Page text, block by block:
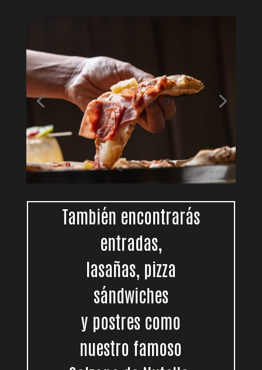
También encontrarás
entradas,
lasañas, pizza
sándwiches
y postres como
nuestro famoso